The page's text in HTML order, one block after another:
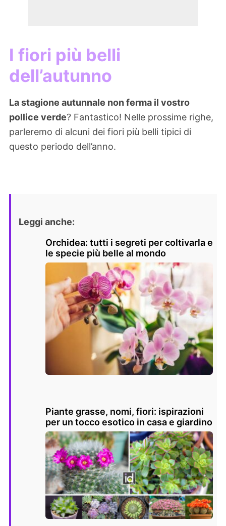
I fiori più belli
dell’autunno
La stagione autunnale non ferma il vostro
pollice verde? Fantastico! Nelle prossime righe,
parleremo di alcuni dei fiori più belli tipici di
questo periodo dell’anno.
Leggi anche:
Orchidea: tutti i segreti per coltivarla e
le specie più belle al mondo
Piante grasse, nomi, fiori: ispirazioni
per un tocco esotico in casa e giardino